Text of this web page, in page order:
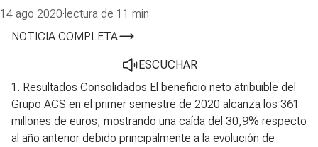
14 ago 2020· lectura de 11 min
NOTICIA COMPLETA
ESCUCHAR
1. Resultados Consolidados El beneficio neto atribuible del
Grupo ACS en el primer semestre de 2020 alcanza los 361
millones de euros, mostrando una caída del 30,9% respecto
al año anterior debido principalmente a la evolución de